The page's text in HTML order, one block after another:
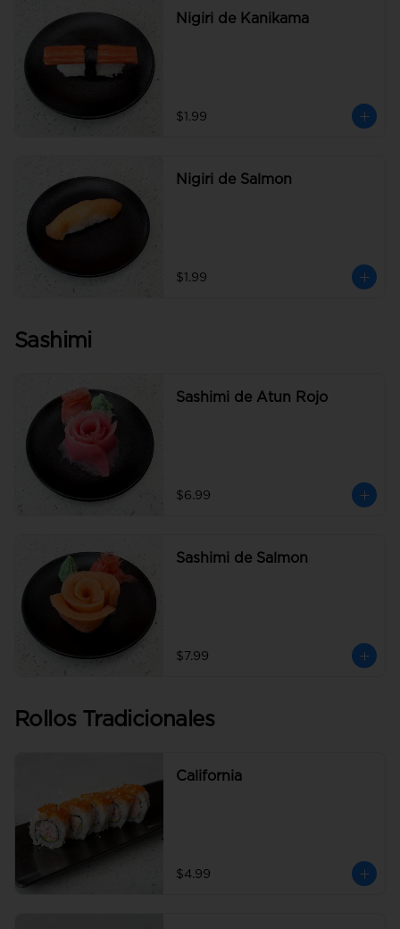
Nigiri de Kanikama
$1.99
Nigiri de Salmon
$1.99
Sashimi
Sashimi de Atun Rojo
$6.99
Sashimi de Salmon
$7.99
Rollos Tradicionales
California
$4.99